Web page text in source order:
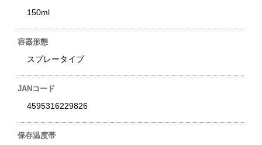
150ml
容器形態
スプレータイプ
JANコード
4595316229826
保存温度帯